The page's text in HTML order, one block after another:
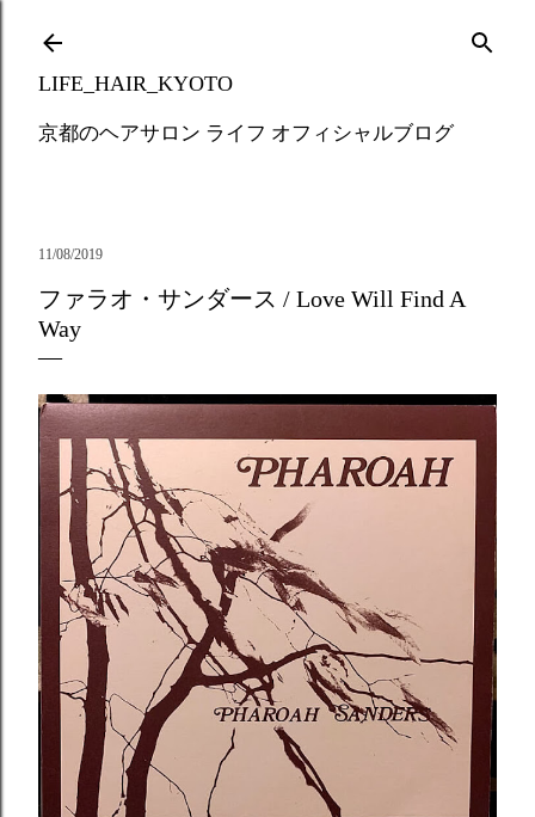
LIFE_HAIR_KYOTO
京都のヘアサロン ライフ オフィシャルブログ
11/08/2019
ファラオ・サンダース / Love Will Find A
Way